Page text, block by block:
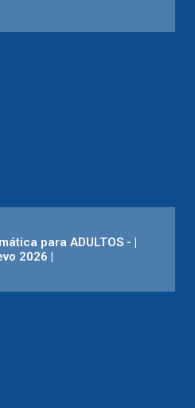
para ADULTOS - |
2026 |